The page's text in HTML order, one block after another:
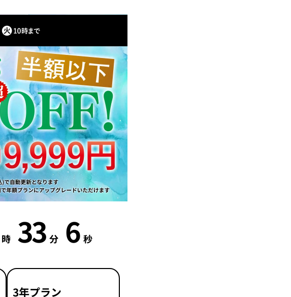
時 33 分 4 秒
3年プラン